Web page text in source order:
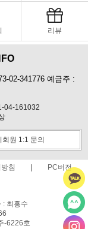
리뷰
02-341776 예금주 :
04-161032
회원 1:1 문의
침 PC버전
: 최홍수
-6226호